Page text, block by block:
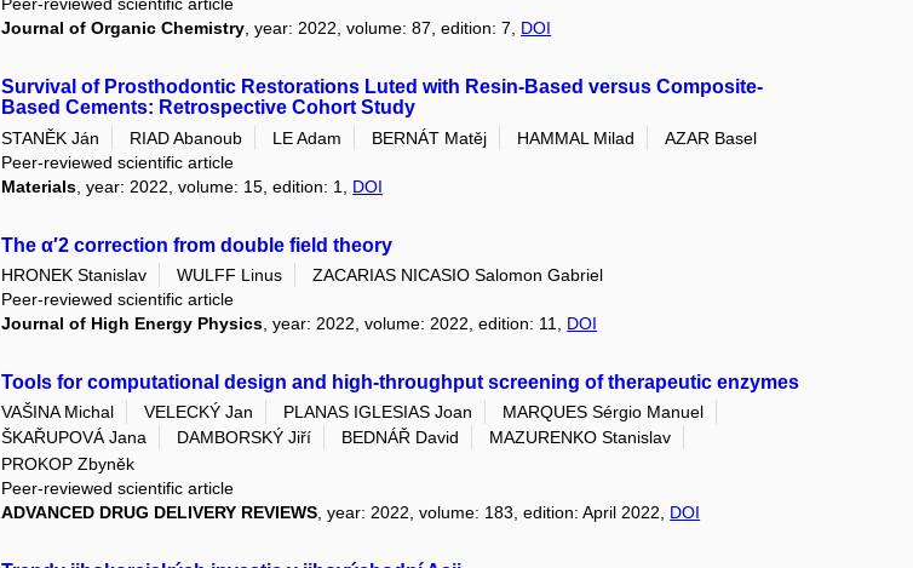
Peer-reviewed scientific article
Journal of Organic Chemistry, year: 2022, volume: 87, edition: 7, DOI
Survival of Prosthodontic Restorations Luted with Resin-Based versus Composite-
Based Cements: Retrospective Cohort Study
STANĚK Ján RIAD Abanoub LE Adam BERNÁT Matěj HAMMAL Milad
AZAR Basel
Peer-reviewed scientific article
Materials , year: 2022, volume: 15, edition: 1, DOI
The α′2 correction from double field theory
HRONEK Stanislav WULFF Linus
ZACARIAS NICASIO Salomon Gabriel
Peer-reviewed scientific article
Journal of High Energy Physics , year: 2022, volume: 2022, edition: 11, DOI
Tools for computational design and high-throughput screening of therapeutic enzymes
VAŠINA Michal VELECKÝ Jan PLANAS IGLESIAS Joan
MARQUES Sérgio Manuel
ŠKAŘUPOVÁ Jana
DAMBORSKÝ Jiří BEDNÁŘ David
MAZURENKO Stanislav
PROKOP Zbyněk
Peer-reviewed scientific article
ADVANCED DRUG DELIVERY REVIEWS , year: 2022, volume: 183, edition: April 2022, DOI